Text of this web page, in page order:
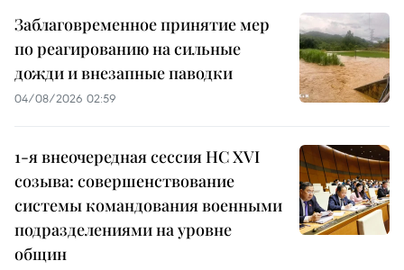
Заблаговременное принятие мер
по реагированию на сильные
дожди и внезапные паводки
04/08/2026 02:59
1-я внеочередная сессия НС XVI
созыва: совершенствование
системы командования военными
подразделениями на уровне
общин